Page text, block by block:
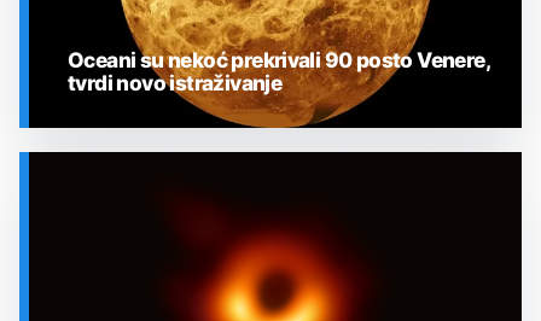
Oceani su nekoć prekrivali 90 posto Venere,
tvrdi novo istraživanje